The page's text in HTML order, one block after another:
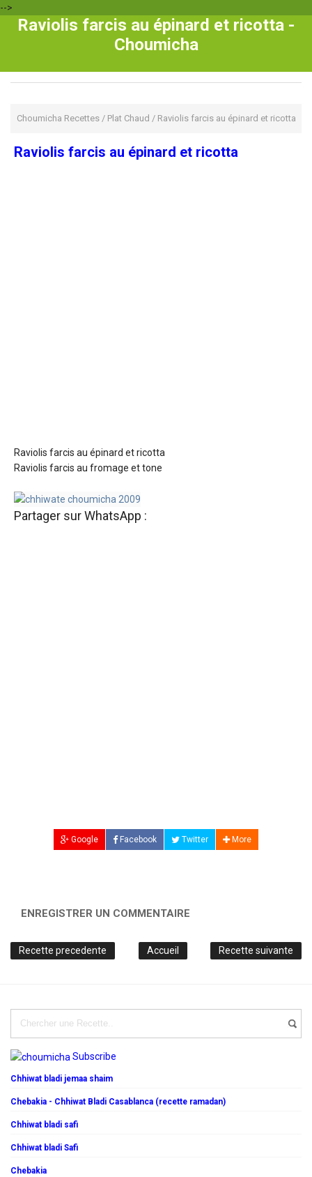
-->
Raviolis farcis au épinard et ricotta -
Choumicha
Choumicha Recettes/ Plat Chaud / Raviolis farcis au épinard et ricotta
Raviolis farcis au épinard et ricotta
Raviolis farcis au épinard et ricotta
Raviolis farcis au fromage et tone
Partager sur WhatsApp :
Google Facebook Twitter More
ENREGISTRER UN COMMENTAIRE
Recette precedente Recette suivante
Accueil
Subscribe
Chhiwat bladi jemaa shaim
Chebakia - Chhiwat Bladi Casablanca (recette ramadan)
Chhiwat bladi safi
Chhiwat bladi Safi
Chebakia